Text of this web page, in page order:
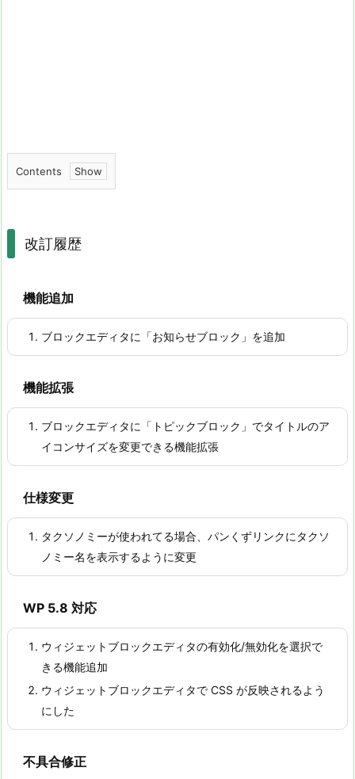
Contents
訂
改訂履歴
機能追加
ブロックエディタに「お知らせブロック」を追加
機能拡張
ブロックエディタに「トピックブロック」でタイトルのア
イコンサイズを変更できる機能拡張
仕様変更
タクソノミーが使われてる場合、パンくずリンクにタクソ
ノミー名を表示するように変更
WP 5.8 対応
ウィジェットブロックエディタの有効化/無効化を選択で
きる機能追加
ウィジェットブロックエディタで CSS が反映されるよう
にした
不具合修正